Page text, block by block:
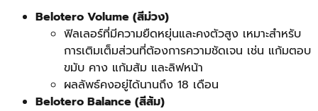
Belotero Volume (สีม่วง)
ฟิลเลอร์ที่มีความยืดหยุ่นและคงตัวสูง เหมาะสำหรับ
การเติมเต็มส่วนที่ต้องการความชัดเจน เช่น แก้มตอบ
ขมับ คาง แก้มส้ม และลิฟหน้า
ผลลัพธ์คงอยู่ได้นานถึง 18 เดือน
Belotero Balance (สีส้ม)